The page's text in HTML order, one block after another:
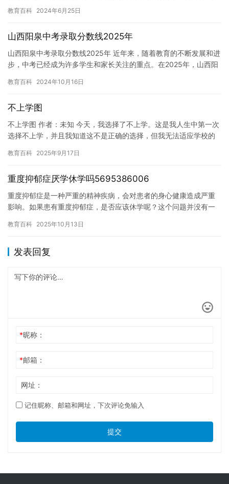
应该…
教育百科 2024年6月25日
山西阳泉中考录取分数线2025年
山西阳泉中考录取分数线2025年 近年来，随着教育的不断发展和进
步，中考已经成为许多学生和家长关注的重点。在2025年，山西阳
教育百科 2024年10月16日
不上学图
不上学图 作者：未知 今天，我选择了不上学。这是我人生中第一次
选择不上学，并且我知道这不是正确的选择，但我无法适应学校的
自…
教育百科 2025年9月17日
重度抑郁症厌学休学吗5695386006
重度抑郁症是一种严重的精神疾病，会对患者的身心健康造成严重
影响。如果患有重度抑郁症，是否应该休学呢？这个问题并没有一
对于…
教育百科 2025年10月13日
发表回复
*昵称：
*邮箱：
网址：
记住昵称、邮箱和网址，下次评论免输入
提交